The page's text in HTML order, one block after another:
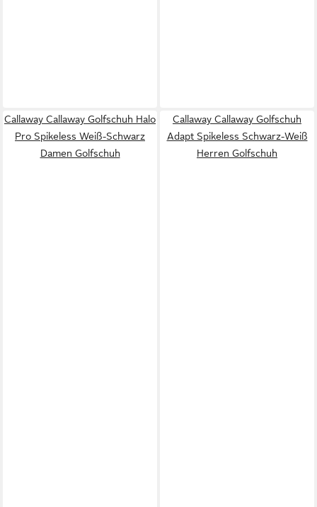
Callaway Callaway Golfschuh Halo
Pro Spikeless Weiß-Schwarz
Damen Golfschuh
Callaway Callaway Golfschuh
Adapt Spikeless Schwarz-Weiß
Herren Golfschuh